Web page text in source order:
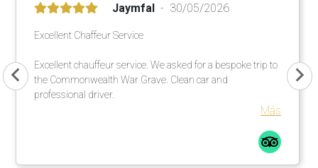
Jaymfal 30/05/2026
Excellent Chaffeur Service
Excellent chauffeur service. We asked for a bespoke trip to
the Commonwealth War Grave. Clean car and
professional driver.
Más